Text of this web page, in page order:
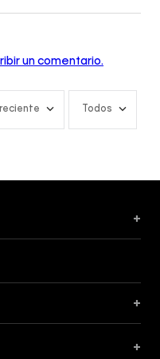
un comentario.
Todos
+
+
+